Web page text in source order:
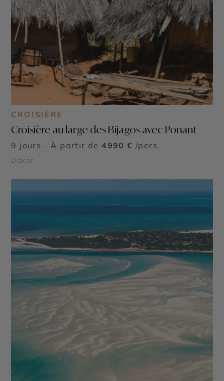
CROISIÈRE
Croisière au large des Bijagos avec Ponant
9 jours - À partir de 4990 € /pers
Dakar